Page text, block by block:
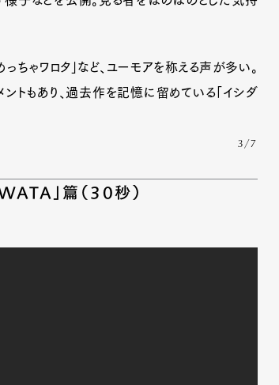
ちゃワロタ」など、ユーモアを称える声が多い。
ントもあり、過去作を記憶に留めている「イシダ
3/7
」篇（30秒）